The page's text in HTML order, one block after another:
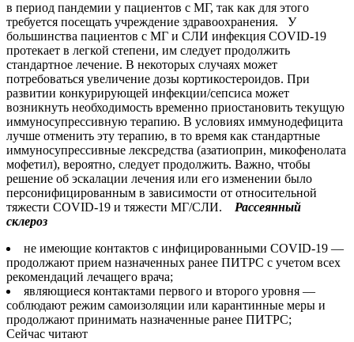
в период пандемии у пациентов с МГ, так как для этого
требуется посещать учреждение здравоохранения. У
большинства пациентов с МГ и СЛИ инфекция COVID-19
протекает в легкой степени, им следует продолжить
стандартное лечение. В некоторых случаях может
потребоваться увеличение дозы кортикостероидов. При
развитии конкурирующей инфекции/сепсиса может
возникнуть необходимость временно приостановить текущую
иммуносупрессивную терапию. В условиях иммунодефицита
лучше отменить эту терапию, в то время как стандартные
иммуносупрессивные лексредства (азатиоприн, микофенолата
мофетил), вероятно, следует продолжить. Важно, чтобы
решение об эскалации лечения или его изменении было
персонифицированным в зависимости от относительной
тяжести COVID-19 и тяжести МГ/СЛИ. Рассеянный
склероз
не имеющие контактов с инфицированными COVID-19 —
продолжают прием назначенных ранее ПИТРС с учетом всех
рекомендаций лечащего врача;
являющиеся контактами первого и второго уровня —
соблюдают режим самоизоляции или карантинные меры и
продолжают принимать назначенные ранее ПИТРС;
Сейчас читают